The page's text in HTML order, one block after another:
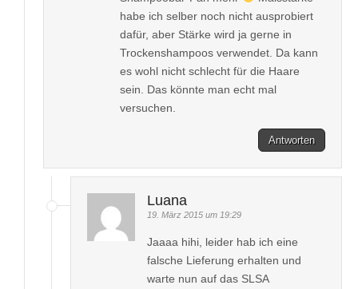
habe ich selber noch nicht ausprobiert
dafür, aber Stärke wird ja gerne in
Trockenshampoos verwendet. Da kann
es wohl nicht schlecht für die Haare
sein. Das könnte man echt mal
versuchen.
Antworten
Luana
19. März 2015 um 19:29
Jaaaa hihi, leider hab ich eine
falsche Lieferung erhalten und
warte nun auf das SLSA